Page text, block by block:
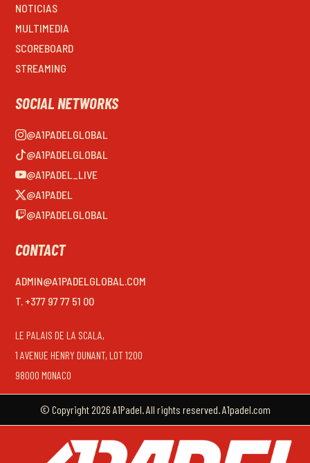
NOTICIAS
MULTIMEDIA
SCOREBOARD
STREAMING
SOCIAL NETWORKS
@A1PADELGLOBAL
@A1PADELGLOBAL
@A1PADEL_LIVE
@A1PADEL
@A1PADELGLOBAL
CONTACT
ADMIN@A1PADELGLOBAL.COM
T. +377 97 77 51 00
LE PALAIS DE LA SCALA,
1 AVENUE HENRY DUNANT, LOT 1200
98000 MONACO
© Copyright 2026 A1Padel. All rights reserved. A1padel.com